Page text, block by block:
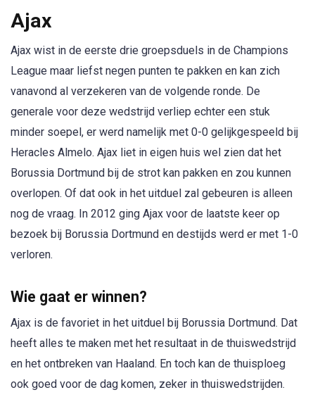
Ajax
Ajax wist in de eerste drie groepsduels in de Champions
League maar liefst negen punten te pakken en kan zich
vanavond al verzekeren van de volgende ronde. De
generale voor deze wedstrijd verliep echter een stuk
minder soepel, er werd namelijk met 0-0 gelijkgespeeld bij
Heracles Almelo. Ajax liet in eigen huis wel zien dat het
Borussia Dortmund bij de strot kan pakken en zou kunnen
overlopen. Of dat ook in het uitduel zal gebeuren is alleen
nog de vraag. In 2012 ging Ajax voor de laatste keer op
bezoek bij Borussia Dortmund en destijds werd er met 1-0
verloren.
Wie gaat er winnen?
Ajax is de favoriet in het uitduel bij Borussia Dortmund. Dat
heeft alles te maken met het resultaat in de thuiswedstrijd
en het ontbreken van Haaland. En toch kan de thuisploeg
ook goed voor de dag komen, zeker in thuiswedstrijden.